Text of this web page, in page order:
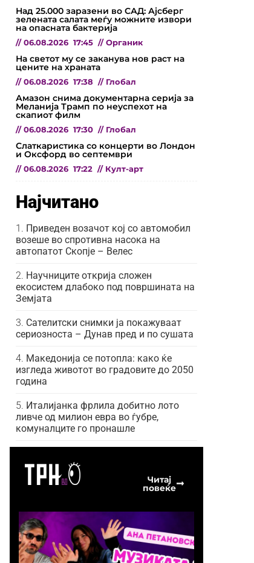
Над 25.000 заразени во САД: Ајсберг
зелената салата меѓу можните извори
на опасната бактерија
// 06.08.2026 17:45 // Органик
На светот му се заканува нов раст на
цените на храната
// 06.08.2026 17:38 // Глобал
Амазон снима документарна серија за
Меланија Трамп по неуспехот на
скапиот филм
// 06.08.2026 17:30 // Глобал
Слаткаристика со концерти во Лондон
и Оксфорд во септември
// 06.08.2026 17:22 // Култ-арт
Најчитано
Приведен возачот кој со автомобил
возеше во спротивна насока на
автопатот Скопје – Велес
Научниците открија сложен
екосистем длабоко под површината на
Земјата
Сателитски снимки ја покажуваат
сериозноста – Дунав пред и по сушата
Македонија се потопла: како ќе
изгледа животот во градовите до 2050
година
Италијанка фрлила добитно лото
ливче од милион евра во ѓубре,
комуналците го пронашле
Читај
повеќе